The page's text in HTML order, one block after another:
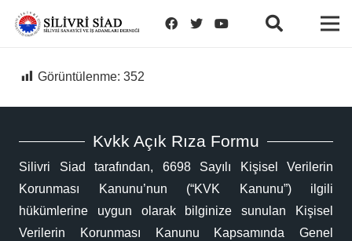
Görüntülenme: 352
Kvkk Açık Rıza Formu
Silivri Siad tarafından, 6698 Sayılı Kişisel Verilerin
Korunması Kanunu’nun (“KVK Kanunu”) ilgili
hükümlerine uygun olarak bilginize sunulan Kişisel
Verilerin Korunması Kanunu Kapsamında Genel